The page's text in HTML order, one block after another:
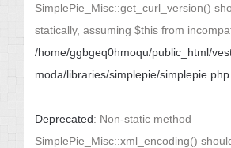
SimplePie_Misc::get_curl_version()
statically, assuming $this from
/home/ggbgeq0hmoqu/public_html/
moda/libraries/simplepie/simplepie.php
Deprecated: Non-static method
SimplePie_Misc::xml_encoding()